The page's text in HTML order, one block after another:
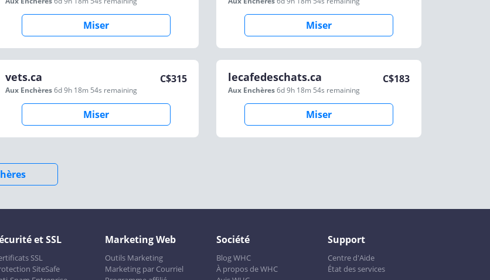
Miser Miser
vets.ca
Aux Enchères6d 9h 18m 54s remaining
C$315
Miser
lecafedeschats.ca
Aux Enchères6d 9h 18m 54s remaining
C$183
Miser
et SSL
SSL
SiteSafe
Marketing Web
Outils Marketing
Marketing par Courriel
Société
Blog WHC
À propos de WHC
Support
Centre d'Aide
État des services